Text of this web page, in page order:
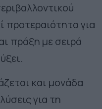
για
πράξη με σειρά
και μονάδα
για τη